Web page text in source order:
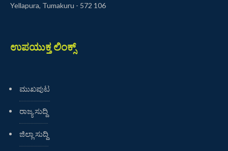
Yellapura, Tumakuru - 572 106
ಉಪಯುಕ್ತ ಲಿಂಕ್ಸ್
ಮುಖಪುಟ
ರಾಜ್ಯ ಸುದ್ದಿ
ಜಿಲ್ಲಾ ಸುದ್ದಿ